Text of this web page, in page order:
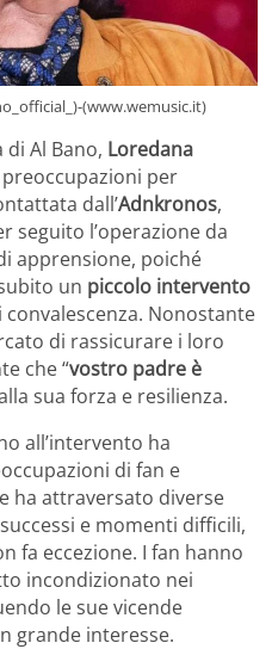
(www.wemusic.it)
Al Bano, Loredana
per
dall’Adnkronos,
seguito l’operazione da
apprensione, poiché
un piccolo intervento
Nonostante
di rassicurare i loro
che “vostro padre è
sua forza e resilienza.
all’intervento ha
di fan e
ha attraversato diverse
e momenti difficili,
fa eccezione. I fan hanno
incondizionato nei
le sue vicende
grande interesse.